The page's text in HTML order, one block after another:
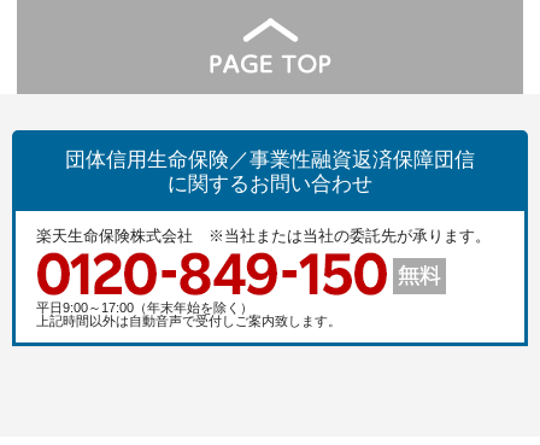
団体信用生命保険／事業性融資返済保障団信
に関するお問い合わせ
楽天生命保険株式会社 ※当社または当社の委託先が承ります。
平日9:00～17:00（年末年始を除く）
上記時間以外は自動音声で受付しご案内致します。